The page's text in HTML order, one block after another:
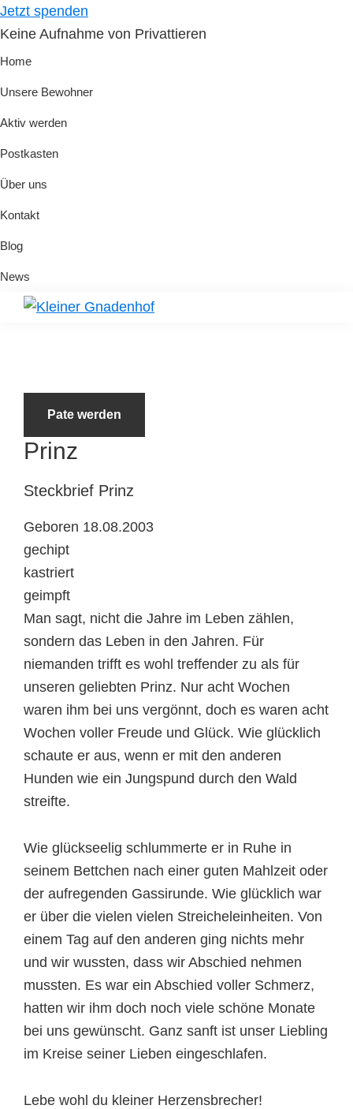
Skip
to
primary
Skip
to
main
Jetzt spenden
Keine Aufnahme von Privattieren
Home
Unsere Bewohner
Aktiv werden
Postkasten
Über uns
Kontakt
Blog
News
Pate werden
Prinz
Steckbrief Prinz
Geboren 18.08.2003
gechipt
kastriert
geimpft
Man sagt, nicht die Jahre im Leben zählen,
sondern das Leben in den Jahren. Für
niemanden trifft es wohl treffender zu als für
unseren geliebten Prinz. Nur acht Wochen
waren ihm bei uns vergönnt, doch es waren acht
Wochen voller Freude und Glück. Wie glücklich
schaute er aus, wenn er mit den anderen
Hunden wie ein Jungspund durch den Wald
streifte.
Wie glückseelig schlummerte er in Ruhe in
seinem Bettchen nach einer guten Mahlzeit oder
der aufregenden Gassirunde. Wie glücklich war
er über die vielen vielen Streicheleinheiten. Von
einem Tag auf den anderen ging nichts mehr
und wir wussten, dass wir Abschied nehmen
mussten. Es war ein Abschied voller Schmerz,
hatten wir ihm doch noch viele schöne Monate
bei uns gewünscht. Ganz sanft ist unser Liebling
im Kreise seiner Lieben eingeschlafen.
Lebe wohl du kleiner Herzensbrecher!